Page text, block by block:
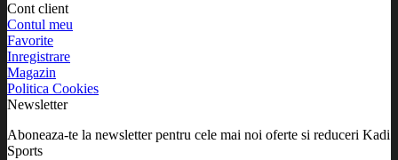
Cont client
Contul meu
Favorite
Inregistrare
Magazin
Politica Cookies
Newsletter
Aboneaza-te la newsletter pentru cele mai noi oferte si reduceri Kadi
Sports